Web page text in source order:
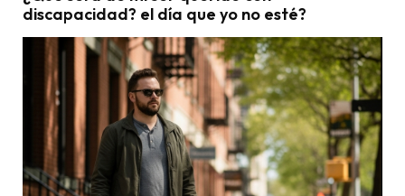
discapacidad? el día que yo no esté?